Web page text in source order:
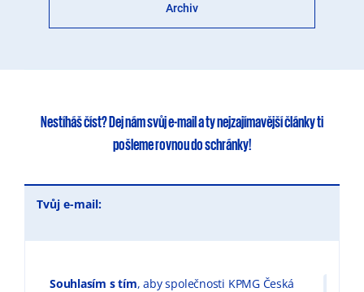
Archiv
Nestíháš číst?Dej nám svůj e-maila tynejzajímavější článkyti
pošleme rovnou do schránky!
Tvůj e-mail:
Souhlasím s tím, aby společnosti KPMG Česká